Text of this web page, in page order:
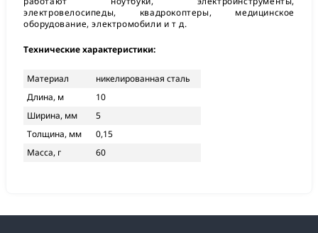
электровелосипеды, квадрокоптеры, медицинское
оборудование, электромобили и т д.
Технические характеристики:
Материал
никелированная сталь
Длина, м
10
Ширина, мм
5
Толщина, мм
0,15
Масса, г
60